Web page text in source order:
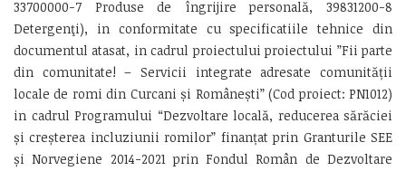
33700000-7 Produse de îngrijire personală, 39831200-8
Detergenţi), in conformitate cu specificatiile tehnice din
documentul atasat, in cadrul proiectului proiectului ”Fii parte
din comunitate! – Servicii integrate adresate comunității
locale de romi din Curcani și Românești” (Cod proiect: PN1012)
in cadrul Programului “Dezvoltare locală, reducerea sărăciei
și creșterea incluziunii romilor” finanțat prin Granturile SEE
și Norvegiene 2014-2021 prin Fondul Român de Dezvoltare